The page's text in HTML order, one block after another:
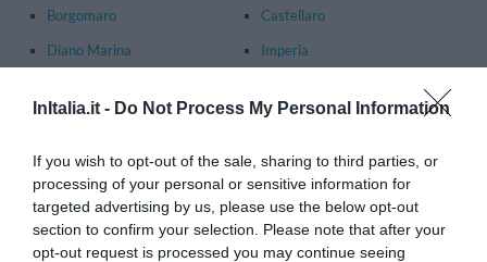
InItalia.it - Do Not Process My Personal Information
If you wish to opt-out of the sale, sharing to third parties, or
processing of your personal or sensitive information for
targeted advertising by us, please use the below opt-out
section to confirm your selection. Please note that after your
opt-out request is processed you may continue seeing
Borgomaro
Castellaro
Diano Marina
Imperia
Rocchetta Nervina
San Bartolomeo Al Mare
San Lorenzo Al Mare
Sanremo
Santo Stefano Al Mare
Taggia
Ventimiglia